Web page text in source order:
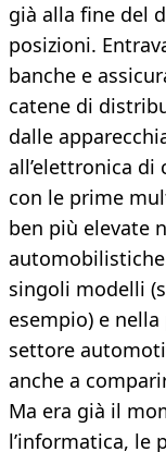
già alla fine del
posizioni.
banche e
catene di
dalle
all’elettronica di
con le prime
ben più elevate
singoli modelli
esempio) e
settore
anche a
Ma era già il
l’informatica, le